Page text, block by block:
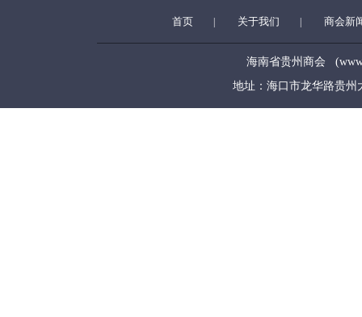
首页 关于我们 商会新
海南省贵州商会
地址：海口市龙华路贵州